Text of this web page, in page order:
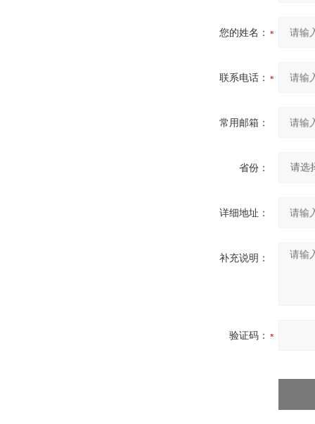
您的姓名：
联系电话：
常用邮箱：
省份：
详细地址：
补充说明：
验证码：